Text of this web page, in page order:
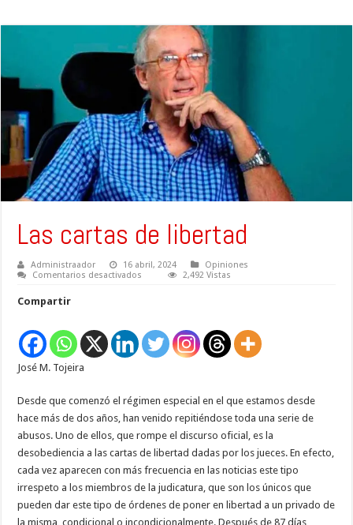
Las cartas de libertad
Administraador 16 abril, 2024
Opiniones
Comentarios desactivados
2,492 Vistas
Compartir
José M. Tojeira
Desde que comenzó el régimen especial en el que estamos desde
hace más de dos años, han venido repitiéndose toda una serie de
abusos. Uno de ellos, que rompe el discurso oficial, es la
desobediencia a las cartas de libertad dadas por los jueces. En efecto,
cada vez aparecen con más frecuencia en las noticias este tipo
irrespeto a los miembros de la judicatura, que son los únicos que
pueden dar este tipo de órdenes de poner en libertad a un privado de
la misma, condicional o incondicionalmente. Después de 87 días